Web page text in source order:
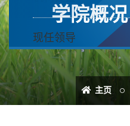
学院概况
主页
现任领导
学院机构设置